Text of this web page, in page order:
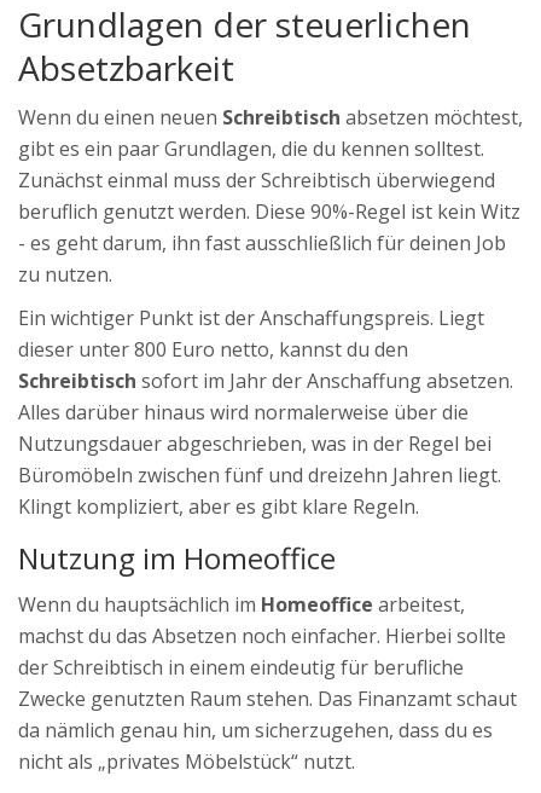
Grundlagen der steuerlichen
Absetzbarkeit
Wenn du einen neuen Schreibtisch absetzen möchtest,
gibt es ein paar Grundlagen, die du kennen solltest.
Zunächst einmal muss der Schreibtisch überwiegend
beruflich genutzt werden. Diese 90%-Regel ist kein Witz
- es geht darum, ihn fast ausschließlich für deinen Job
zu nutzen.
Ein wichtiger Punkt ist der Anschaffungspreis. Liegt
dieser unter 800 Euro netto, kannst du den
Schreibtisch sofort im Jahr der Anschaffung absetzen.
Alles darüber hinaus wird normalerweise über die
Nutzungsdauer abgeschrieben, was in der Regel bei
Büromöbeln zwischen fünf und dreizehn Jahren liegt.
Klingt kompliziert, aber es gibt klare Regeln.
Nutzung im Homeoffice
Wenn du hauptsächlich im Homeoffice arbeitest,
machst du das Absetzen noch einfacher. Hierbei sollte
der Schreibtisch in einem eindeutig für berufliche
Zwecke genutzten Raum stehen. Das Finanzamt schaut
da nämlich genau hin, um sicherzugehen, dass du es
nicht als „privates Möbelstück“ nutzt.